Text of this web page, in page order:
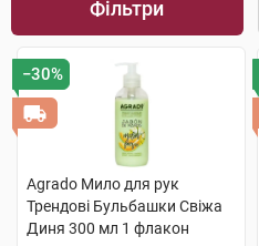
Фільтри
−30%
Agrado Мило для рук
Трендові Бульбашки Свіжа
Диня 300 мл 1 флакон